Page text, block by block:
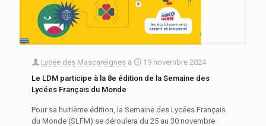
Lycée des Mascareignes à
19 novembre 2024
Le LDM participe à la 8e édition de la Semaine des
Lycées Français du Monde
Pour sa huitième édition, la Semaine des Lycées Français
du Monde (SLFM) se déroulera du 25 au 30 novembre